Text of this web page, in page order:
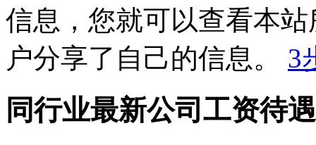
信息，您就可以查看本
户分享了自己的信息。 3
同行业最新公司工资待遇